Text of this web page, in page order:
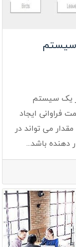
سیستم
یک سیستم
فراوانی ایجاد
می تواند در
باشد...